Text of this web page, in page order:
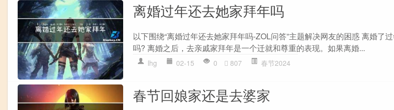
离婚过年还去她家拜年吗
以下围绕“离婚过年还去她家拜年吗-ZOL问答”主题解决网友的困惑 离婚了
吗? 离婚之后，去亲戚家拜年是一个迁就和尊重的表现。如果离婚...
lhg 02-15 0 807 春节2024
春节回娘家还是去婆家